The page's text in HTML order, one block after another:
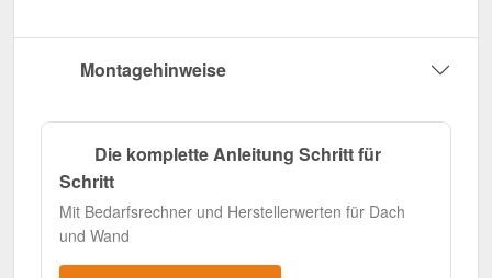
Montagehinweise
Die komplette Anleitung Schritt für
Schritt
Mit Bedarfsrechner und Herstellerwerten für Dach
und Wand